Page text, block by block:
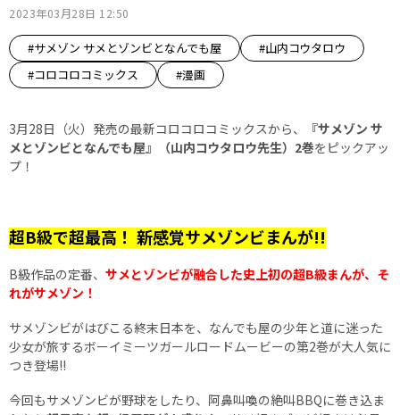
2023年03月28日 12:50
#サメゾン サメとゾンビとなんでも屋
#山内コウタロウ
#コロコロコミックス
#漫画
3月28日（火）発売の最新コロコロコミックスから、
『サメゾン サ
メとゾンビとなんでも屋』（山内コウタロウ先生）2巻をピックアッ
プ！
超B級で超最高！ 新感覚サメゾンビまんが!!
B級作品の定番、 サメとゾンビが融合した史上初の超B級まんが、そ
れがサメゾン！
サメゾンビがはびこる終末日本を、なんでも屋の少年と道に迷った
少女が旅するボーイミーツガールロードムービーの第2巻が大人気に
つき登場!!
今回もサメゾンビが野球をしたり、阿鼻叫喚の絶叫BBQに巻き込ま